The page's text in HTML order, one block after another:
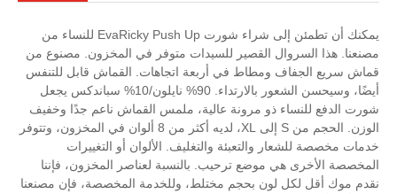
يمكنك أن تطمئن إلى شراء شورت EvaRicky Push Up للنساء من
القصير للسيدات متوفر في المخزون. مصنوع من
في أربعة اتجاهات. القماش قابل للتنفس
أيضًا، وسيحسن الشعور بالارتداء. 90% نايلون/10% سباندكس يجعل
​​مرونة عالية، ملمس القماش ناعم جدًا وخفيف
الوزن. الحجم من S إلى XL، لديه أكثر من 8 ألوان في المخزون، وتتوفر
والتغليف. الألوان أو التغييرات
ترحيب. بالنسبة لعناصر المخزون، فإننا
بحجم مختلط، وللخدمة المخصصة، فإن مصنعنا